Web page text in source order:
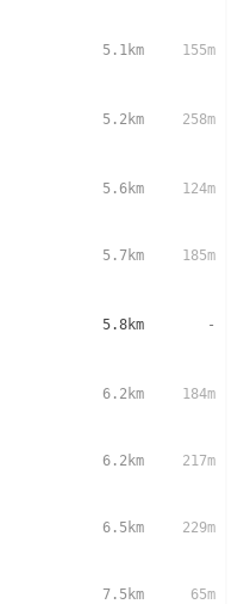
5.1km 155m
5.2km 258m
5.6km 124m
5.7km 185m
5.8km -
6.2km 184m
6.2km 217m
6.5km 229m
7.5km 65m